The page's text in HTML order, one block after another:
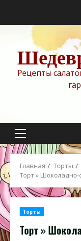
содержимому
Рецепты
Основное
меню
Главная
Торты
Торт »
Торты
Торт »